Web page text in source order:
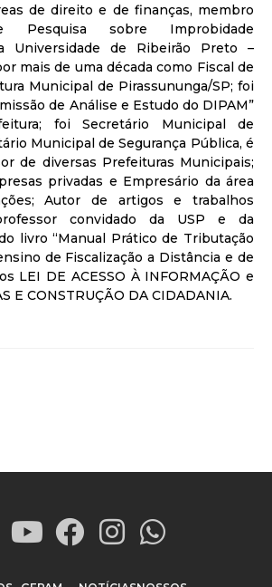
de direito e de finanças, membro
sobre Improbidade
Universidade de Ribeirão Preto –
mais de uma década como Fiscal de
Municipal de Pirassununga/SP; foi
de Análise e Estudo do DIPAM”
foi Secretário Municipal de
Municipal de Segurança Pública, é
de diversas Prefeituras Municipais;
privadas e Empresário da área
Autor de artigos e trabalhos
convidado da USP e da
livro “Manual Prático de Tributação
de Fiscalização a Distância e de
LEI DE ACESSO À INFORMAÇÃO e
E CONSTRUÇÃO DA CIDADANIA.